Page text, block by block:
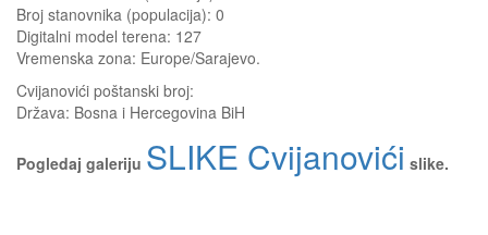
Broj stanovnika (populacija): 0
Digitalni model terena: 127
Vremenska zona: Europe/Sarajevo.
Cvijanovići poštanski broj:
Država: Bosna i Hercegovina BiH
Pogledaj galeriju SLIKE Cvijanovići slike.